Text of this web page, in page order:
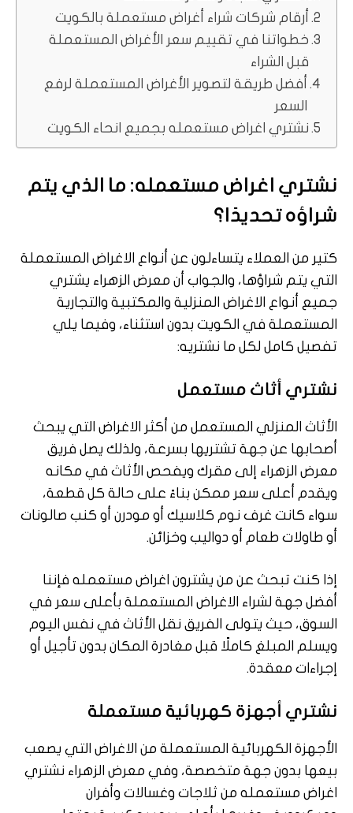
أرقام شركات شراء أغراض مستعملة بالكويت
خطواتنا في تقييم سعر الأغراض المستعملة
قبل الشراء
أفضل طريقة لتصوير الأغراض المستعملة لرفع
السعر
نشتري اغراض مستعمله بجميع انحاء الكويت
نشتري اغراض مستعمله: ما الذي يتم
شراؤه تحديدًا؟
كتير من العملاء يتساءلون عن أنواع الاغراض المستعملة
التي يتم شراؤها، والجواب أن معرض الزهراء يشتري
جميع أنواع الاغراض المنزلية والمكتبية والتجارية
المستعملة في الكويت بدون استثناء، وفيما يلي
تفصيل كامل لكل ما نشتريه:
نشتري أثاث مستعمل
الأثاث المنزلي المستعمل من أكثر الاغراض التي يبحث
أصحابها عن جهة تشتريها بسرعة، ولذلك يصل فريق
معرض الزهراء إلى مقرك ويفحص الأثاث في مكانه
ويقدم أعلى سعر ممكن بناءً على حالة كل قطعة،
سواء كانت غرف نوم كلاسيك أو مودرن أو كنب صالونات
أو طاولات طعام أو دواليب وخزائن.
إذا كنت تبحث عن من يشترون اغراض مستعمله فإننا
أفضل جهة لشراء الاغراض المستعملة بأعلى سعر في
السوق، حيث يتولى الفريق نقل الأثاث في نفس اليوم
ويسلم المبلغ كاملًا قبل مغادرة المكان بدون تأجيل أو
إجراءات معقدة.
نشتري أجهزة كهربائية مستعملة
الأجهزة الكهربائية المستعملة من الاغراض التي يصعب
بيعها بدون جهة متخصصة، وفي معرض الزهراء نشتري
اغراض مستعمله من ثلاجات وغسالات وأفران